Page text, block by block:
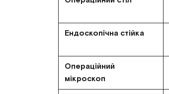
Ендоскопічна стійка
Операційний
мікроскоп